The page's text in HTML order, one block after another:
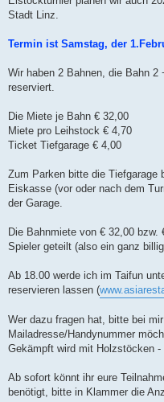
Stadt Linz.
Termin ist Samstag, der
Wir haben 2 Bahnen, die Bahn
reserviert.
Die Miete je Bahn € 32,00
Miete pro Leihstock € 4,70
Ticket Tiefgarage € 4,00
Zum Parken bitte die Tiefgarage
Eiskasse (vor oder nach dem
der Garage.
Die Bahnmiete von € 32,00
Spieler geteilt (also ein ganz
Ab 18.00 werde ich im Taifun
reservieren lassen (
Wer dazu fragen hat, bitte bei
Mailadresse/Handynummer
Gekämpft wird mit Holzstöcken
Ab sofort könnt ihr eure
benötigt, bitte in Klammer die